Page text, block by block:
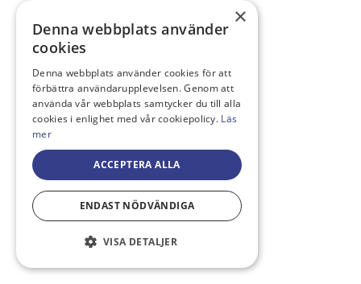
×
Denna webbplats använder
cookies
Denna webbplats använder cookies för att
förbättra användarupplevelsen. Genom att
använda vår webbplats samtycker du till alla
cookies i enlighet med vår cookiepolicy. Läs
mer
ACCEPTERA ALLA
ENDAST NÖDVÄNDIGA
VISA DETALJER